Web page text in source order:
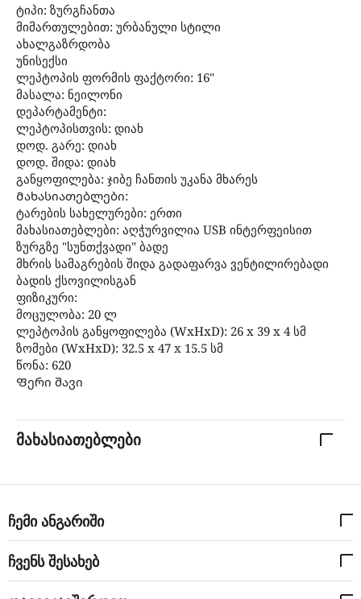
ტიპი: ზურგჩანთა
მიმართულებით: ურბანული სტილი
ახალგაზრდობა
უნისექსი
ლეპტოპის ფორმის ფაქტორი: 16"
მასალა: ნეილონი
დეპარტამენტი:
ლეპტოპისთვის: დიახ
დოდ. გარე: დიახ
დოდ. შიდა: დიახ
განყოფილება: ჯიბე ჩანთის უკანა მხარეს
Მახასიათებლები:
ტარების სახელურები: ერთი
მახასიათებლები: აღჭურვილია USB ინტერფეისით
ზურგზე "სუნთქვადი" ბადე
მხრის სამაგრების შიდა გადაფარვა ვენტილირებადი
ბადის ქსოვილისგან
ფიზიკური:
მოცულობა: 20 ლ
ლეპტოპის განყოფილება (WxHxD): 26 x 39 x 4 სმ
ზომები (WxHxD): 32.5 x 47 x 15.5 სმ
წონა: 620
Ფერი შავი
მახასიათებლები
ჩემი ანგარიში
ჩვენს შესახებ